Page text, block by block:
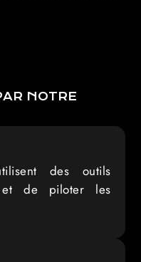
NOTRE
des outils
et de piloter les